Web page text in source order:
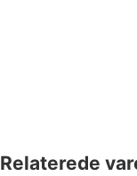
Relaterede